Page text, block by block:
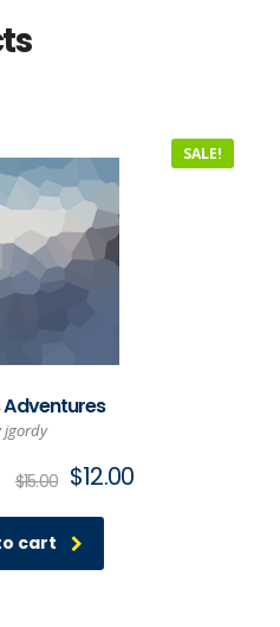
SALE!
Adventures
jgordy
$15.00 $12.00
cart